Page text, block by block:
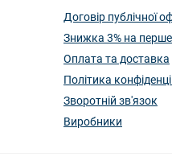
Договір публічної
Знижка 3% на
Оплата та доставка
Політика
Зворотній зв'язок
Виробники